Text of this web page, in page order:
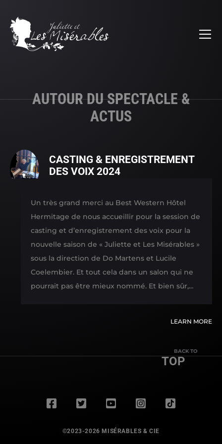
AUTOUR DU SPECTACLE &
ACTUS
AUTOUR
DU
SPECTACLE
ACTUS
CASTING & ENREGISTREMENT
DES VOIX 2024
Un très grand merci au Best Western Hôtel
Hermitage de nous accueillir pour la session de
casting et d’enregistrement des voix pour la
nouvelle saison de « Juliette et Les Misérables »
sous la direction de Do Martens et Lucile
Coelembier. Et tout cela dans un salon qui ne
pourrait pas être mieux nommé. Et bien sûr,...
LEARN MORE
BACK TO
TOP
©2023-2026 MISÉRABLES & CIE